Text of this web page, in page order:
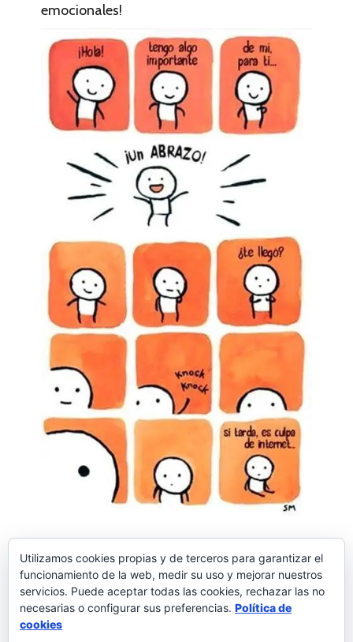
emocionales!
Palabras a la vida
Utilizamos cookies propias y de terceros para garantizar el
funcionamiento de la web, medir su uso y mejorar nuestros
servicios. Puede aceptar todas las cookies, rechazar las no
necesarias o configurar sus preferencias. Política de
cookies